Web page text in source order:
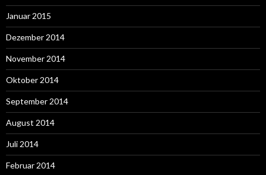
Januar 2015
Dezember 2014
November 2014
Oktober 2014
September 2014
August 2014
Juli 2014
Februar 2014